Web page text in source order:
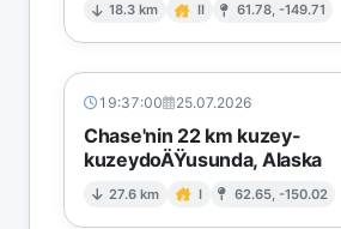
18.3 km II 61.78, -149.71
19:37:00 25.07.2026
Chase'nin 22 km kuzey-
kuzeydoÄŸusunda, Alaska
27.6 km I 62.65, -150.02